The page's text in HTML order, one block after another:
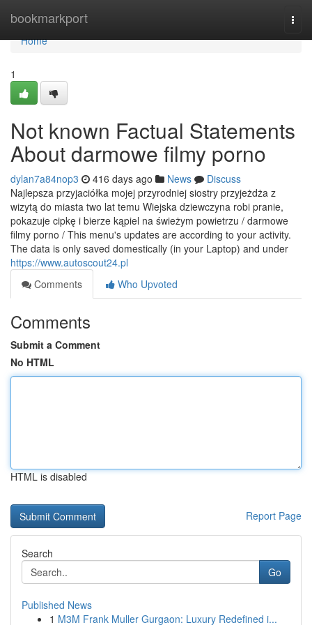
bookmarkport
Home
Home
1
Not known Factual Statements
About darmowe filmy porno
dylan7a84nop3 416 days ago News
Discuss
Najlepsza przyjaciółka mojej przyrodniej siostry przyjeżdża z
wizytą do miasta two lat temu Wiejska dziewczyna robi pranie,
pokazuje cipkę i bierze kąpiel na świeżym powietrzu / darmowe
filmy porno / This menu's updates are according to your activity.
The data is only saved domestically (in your Laptop) and under
https://www.autoscout24.pl
Comments
Who Upvoted
Comments
Submit a Comment
No HTML
HTML is disabled
Report Page
Search
Go
Published News
1 M3M Frank Muller Gurgaon: Luxury Redefined i...